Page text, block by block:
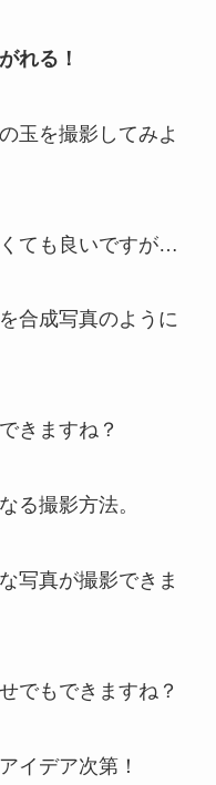
れる！
玉を撮影してみよ
ても良いですが…
合成写真のように
きますね？
る撮影方法。
写真が撮影できま
でもできますね？
イデア次第！